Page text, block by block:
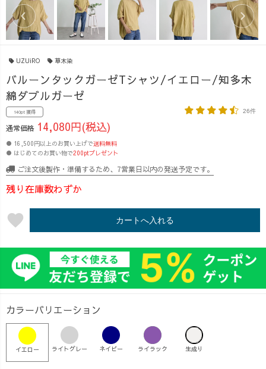
UZUiRO 草木染
バルーンタックガーゼTシャツ/イエロー/知多木
綿ダブルガーゼ
140pt 獲得 26件
通常価格 14,080円(税込)
● 16,500円以上のお買い上げで送料無料
● はじめてのお買い物で200ptプレゼント
ご注文後製作・準備するため、7営業日以内の発送予定です。
残り在庫数わずか
favorite カートへ入れる
カラーバリエーション
イエロー ライトグレー ネイビー ライラック 生成り